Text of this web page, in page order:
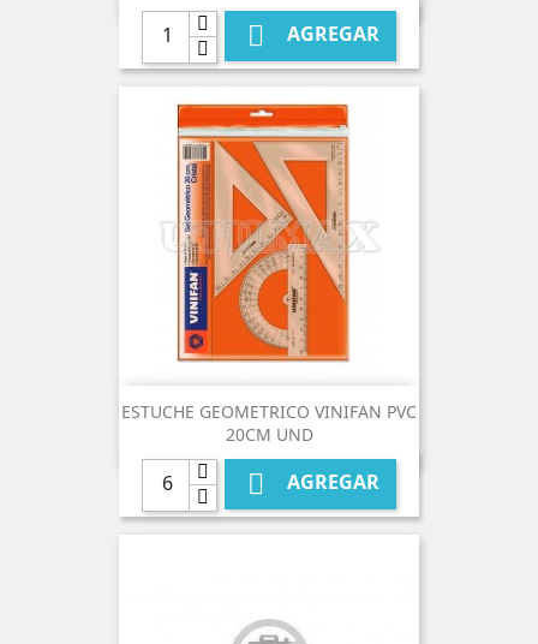
 AGREGAR
ESTUCHE GEOMETRICO VINIFAN PVC
20CM UND
 AGREGAR